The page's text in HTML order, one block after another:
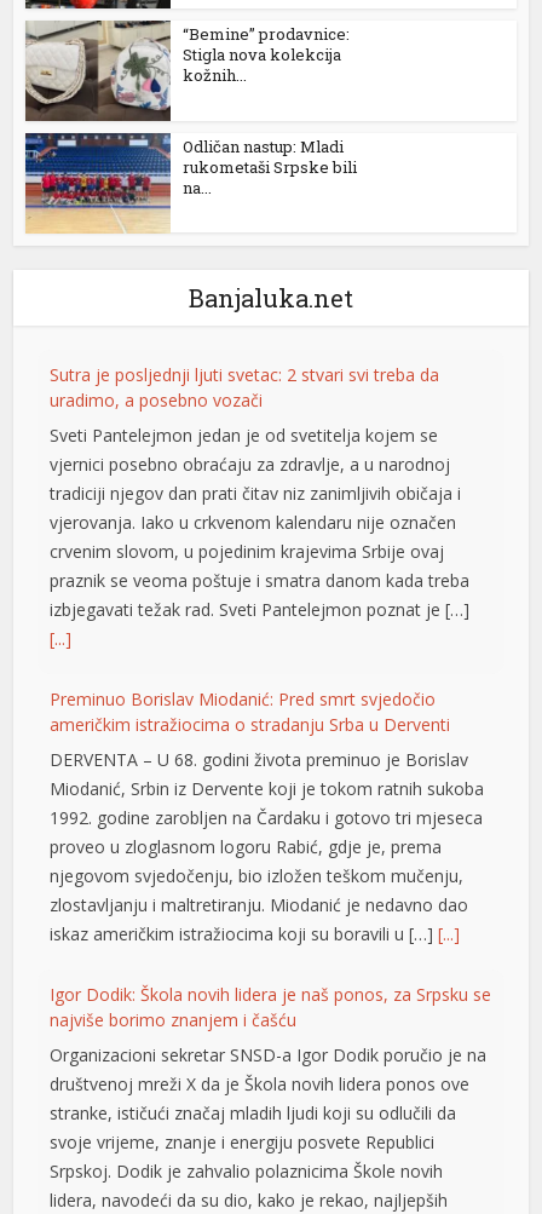
giriş
izle
Panel
escort
Escort
dizi izle
Escort
sorunsuz giriş
“Bemine” prodavnice:
Stigla nova kolekcija
kožnih...
Odličan nastup: Mladi
rukometaši Srpske bili
na...
Banjaluka.net
Sutra je posljednji ljuti svetac: 2 stvari svi treba da
uradimo, a posebno vozači
Sveti Pantelejmon jedan je od svetitelja kojem se
vjernici posebno obraćaju za zdravlje, a u narodnoj
tradiciji njegov dan prati čitav niz zanimljivih običaja i
vjerovanja. Iako u crkvenom kalendaru nije označen
crvenim slovom, u pojedinim krajevima Srbije ovaj
praznik se veoma poštuje i smatra danom kada treba
izbjegavati težak rad. Sveti Pantelejmon poznat je […]
[...]
Preminuo Borislav Miodanić: Pred smrt svjedočio
američkim istražiocima o stradanju Srba u Derventi
DERVENTA – U 68. godini života preminuo je Borislav
Miodanić, Srbin iz Dervente koji je tokom ratnih sukoba
1992. godine zarobljen na Čardaku i gotovo tri mjeseca
proveo u zloglasnom logoru Rabić, gdje je, prema
njegovom svjedočenju, bio izložen teškom mučenju,
zlostavljanju i maltretiranju. Miodanić je nedavno dao
iskaz američkim istražiocima koji su boravili u […][...]
Igor Dodik: Škola novih lidera je naš ponos, za Srpsku se
najviše borimo znanjem i čašću
Organizacioni sekretar SNSD-a Igor Dodik poručio je na
društvenoj mreži X da je Škola novih lidera ponos ove
stranke, ističući značaj mladih ljudi koji su odlučili da
svoje vrijeme, znanje i energiju posvete Republici
Srpskoj. Dodik je zahvalio polaznicima Škole novih
lidera, navodeći da su dio, kako je rekao, najljepših